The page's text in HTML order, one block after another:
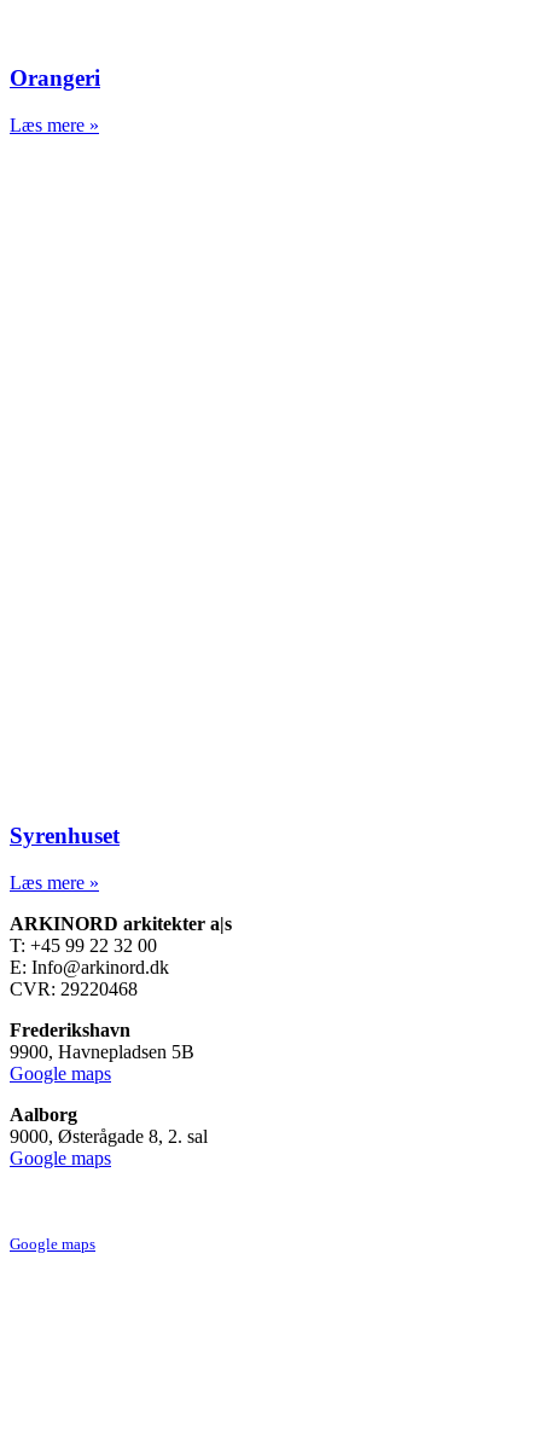
Orangeri
Læs mere »
Syrenhuset
Læs mere »
ARKINORD arkitekter a|s
T: +45 99 22 32 00
E: Info@arkinord.dk
CVR: 29220468
Frederikshavn
9900, Havnepladsen 5B
Google maps
Aalborg
9000, Østerågade 8, 2. sal
Google maps
Google maps